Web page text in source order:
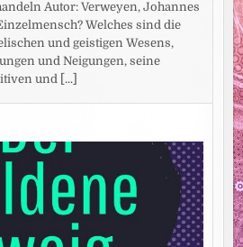
Autor: Verweyen, Johannes
Welches sind die
und geistigen Wesens,
und Neigungen, seine
und
[...]